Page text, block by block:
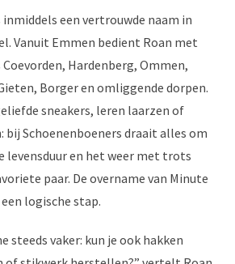
een vertrouwde naam in
Vanuit Emmen bedient Roan met
Hardenberg, Ommen,
Borger en omliggende dorpen.
sneakers, leren laarzen of
bij Schoenenboeners draait alles om
levensduur en het weer met trots
paar. De overname van Minute
logische stap.
steeds vaker: kun je ook hakken